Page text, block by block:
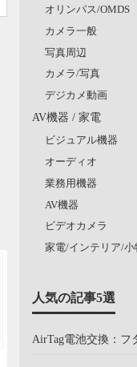
オリンパス/OMDS
カメラ一般
写真周辺
カメラ/写真
デジカメ動画
AV機器 / 家電
ビジュアル機器
オーディオ
業務用機器
AV機器
ビデオカメラ
家電/インテリア/小
人気の記事5選
AirTag電池交換：フ